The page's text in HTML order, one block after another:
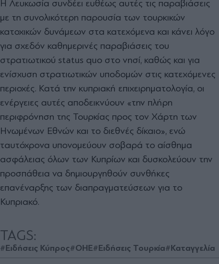
Η Λευκωσία συνδέει ευθέως αυτές τις παραβιάσεις
με τη συνολικότερη παρουσία των τουρκικών
κατοχικών δυνάμεων στα κατεχόμενα και κάνει λόγο
για σχεδόν καθημερινές παραβιάσεις του
στρατιωτικού status quo στο νησί, καθώς και για
ενίσχυση στρατιωτικών υποδομών στις κατεχόμενες
περιοχές. Κατά την κυπριακή επιχειρηματολογία, οι
ενέργειες αυτές αποδεικνύουν «την πλήρη
περιφρόνηση της Τουρκίας προς τον Χάρτη των
Ηνωμένων Εθνών και το διεθνές δίκαιο», ενώ
ταυτόχρονα υπονομεύουν σοβαρά το αίσθημα
ασφάλειας όλων των Κυπρίων και δυσκολεύουν την
προσπάθεια να δημιουργηθούν συνθήκες
επανέναρξης των διαπραγματεύσεων για το
Κυπριακό.
TAGS:
#Ειδήσεις Κύπρος#ΟΗΕ#Ειδήσεις Τουρκία#Καταγγελία